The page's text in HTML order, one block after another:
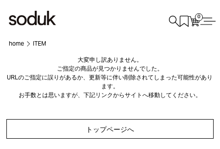
0
home ITEM
大変申し訳ありません。
ご指定の商品が見つかりませんでした。
URLのご指定に誤りがあるか、更新等に伴い削除されてしまった可能性があり
ます。
お手数とは思いますが、下記リンクからサイトへ移動してください。
トップページへ